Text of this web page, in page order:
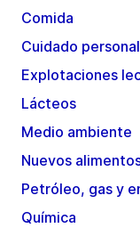
Comida
Cuidado
Explotaciones
Lácteos
Medio ambiente
Nuevos
Petróleo, gas y
Química